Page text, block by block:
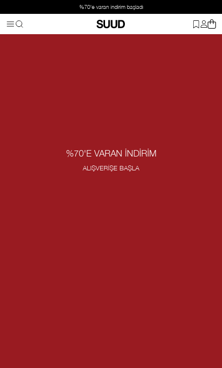
%70'e varan indirim başladı
%70'E VARAN İNDİRİM
ALIŞVERİŞE BAŞLA